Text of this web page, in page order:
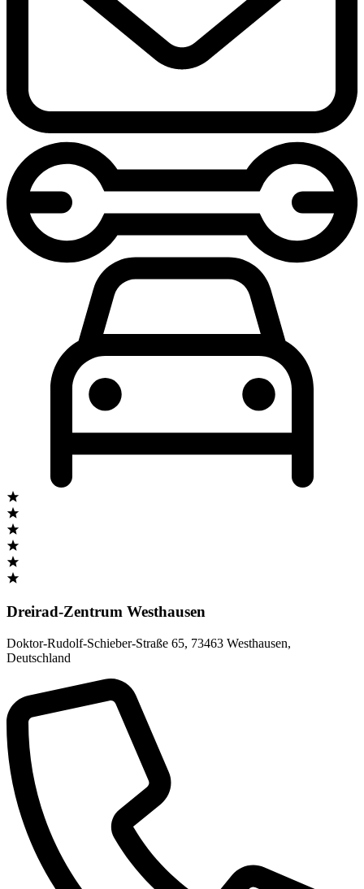
Dreirad-Zentrum Westhausen
Doktor-Rudolf-Schieber-Straße 65, 73463 Westhausen,
Deutschland